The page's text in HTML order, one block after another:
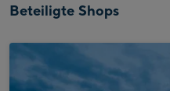
Beteiligte Shops